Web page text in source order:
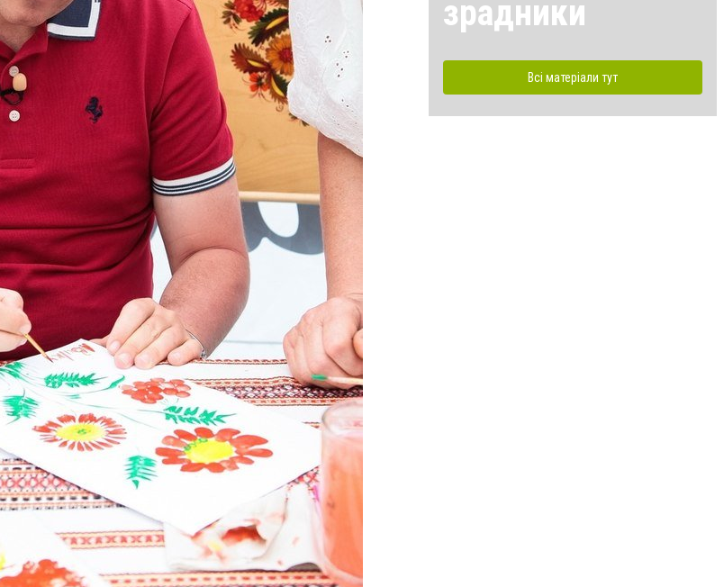
зрадники
Всі матеріали тут